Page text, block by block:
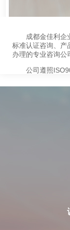
成都金佳利企
标准认证咨询、产
办理的专业咨询公
公司遵照
CCC、双软认证
本公司在咨
展脚步，呼应时
我们将凭借
既往地为社会各
一起创造美好的未